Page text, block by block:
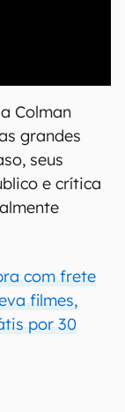
Colman
grandes
seus
e crítica
com frete
filmes,
por 30